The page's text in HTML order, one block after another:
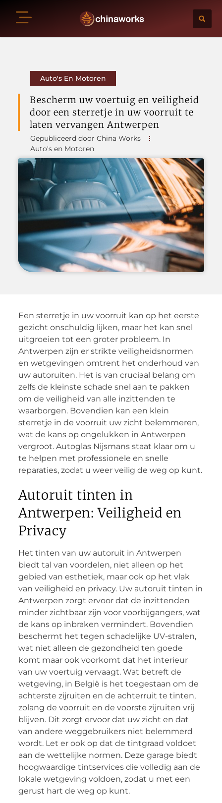
Auto's En Motoren
Bescherm uw voertuig en veiligheid
door een sterretje in uw voorruit te
laten vervangen Antwerpen
Gepubliceerd door China Works
Auto's en Motoren
Een sterretje in uw voorruit kan op het eerste
gezicht onschuldig lijken, maar het kan snel
uitgroeien tot een groter probleem. In
Antwerpen zijn er strikte veiligheidsnormen
en wetgevingen omtrent het onderhoud van
uw autoruiten. Het is van cruciaal belang om
zelfs de kleinste schade snel aan te pakken
om de veiligheid van alle inzittenden te
waarborgen. Bovendien kan een klein
sterretje in de voorruit uw zicht belemmeren,
wat de kans op ongelukken in Antwerpen
vergroot. Autoglas Nijsmans staat klaar om u
te helpen met professionele en snelle
reparaties, zodat u weer veilig de weg op kunt.
Autoruit tinten in
Antwerpen: Veiligheid en
Privacy
Het tinten van uw autoruit in Antwerpen
biedt tal van voordelen, niet alleen op het
gebied van esthetiek, maar ook op het vlak
van veiligheid en privacy. Uw autoruit tinten in
Antwerpen zorgt ervoor dat de inzittenden
minder zichtbaar zijn voor voorbijgangers, wat
de kans op inbraken vermindert. Bovendien
beschermt het tegen schadelijke UV-stralen,
wat niet alleen de gezondheid ten goede
komt maar ook voorkomt dat het interieur
van uw voertuig vervaagt. Wat betreft de
wetgeving, in België is het toegestaan om de
achterste zijruiten en de achterruit te tinten,
zolang de voorruit en de voorste zijruiten vrij
blijven. Dit zorgt ervoor dat uw zicht en dat
van andere weggebruikers niet belemmerd
wordt. Let er ook op dat de tintgraad voldoet
aan de wettelijke normen. Deze garage biedt
hoogwaardige tintservices die volledig aan de
lokale wetgeving voldoen, zodat u met een
gerust hart de weg op kunt.